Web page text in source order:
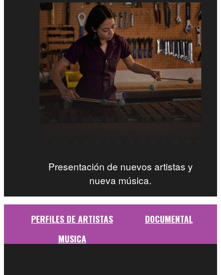
Presentación de nuevos artistas y
nueva música.
PERFILES DE ARTISTAS
DOCUMENTAL
MUSICA